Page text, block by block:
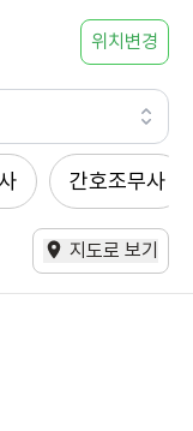
위치변경
간호조무사
지도로 보기